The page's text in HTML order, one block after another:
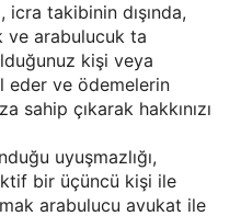
takibinin dışında,
ve arabulucuk ta
kişi veya
eder ve ödemelerin
sahip çıkarak hakkınızı
uyuşmazlığı,
bir üçüncü kişi ile
arabulucu avukat ile